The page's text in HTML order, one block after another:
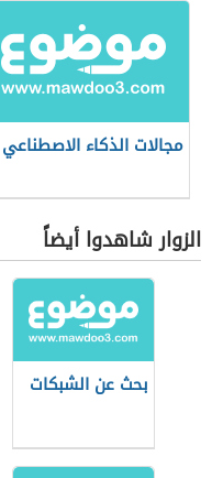
مجالات الذكاء الاصطناعي
الزوار شاهدوا أيضاً
بحث عن الشبكات